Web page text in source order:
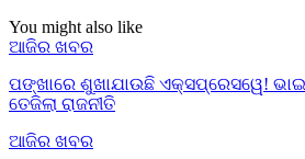
You might also like
ଆଜିର ଖବର
ପଙ୍ଖାରେ ଶୁଖାଯାଉଛି ଏକ୍ସପ୍ରେସୱେ!
ତେଜିଲା ରାଜନୀତି
ଆଜିର ଖବର